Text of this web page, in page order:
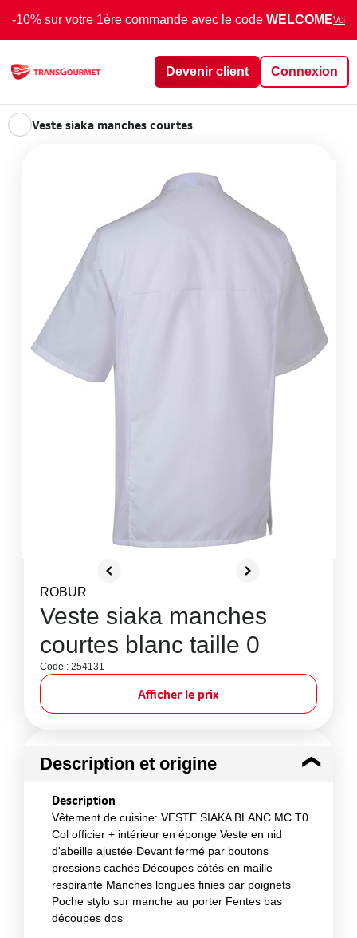
-10% sur votre 1ère commande avec le code WELCOMEVoir
Devenir client Connexion
Veste siaka manches courtes
ROBUR
Veste siaka manches
courtes blanc taille 0
Code : 254131
Afficher le prix
Description et origine
Description
Vêtement de cuisine: VESTE SIAKA BLANC MC T0
Col officier + intérieur en éponge Veste en nid
d'abeille ajustée Devant fermé par boutons
pressions cachés Découpes côtés en maille
respirante Manches longues finies par poignets
Poche stylo sur manche au porter Fentes bas
découpes dos